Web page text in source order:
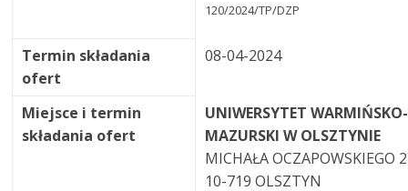
120/2024/TP/DZP
Termin składania
ofert
08-04-2024
Miejsce i termin
składania ofert
UNIWERSYTET WARMIŃSKO-
MAZURSKI W OLSZTYNIE
MICHAŁA OCZAPOWSKIEGO 2
10-719 OLSZTYN